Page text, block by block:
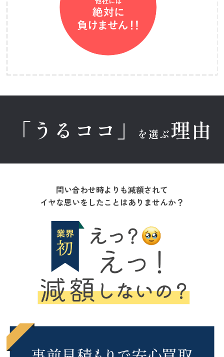
「うるココ」 を選ぶ理由
問い合わせ時よりも減額されて
イヤな思いをしたことはありませんか？